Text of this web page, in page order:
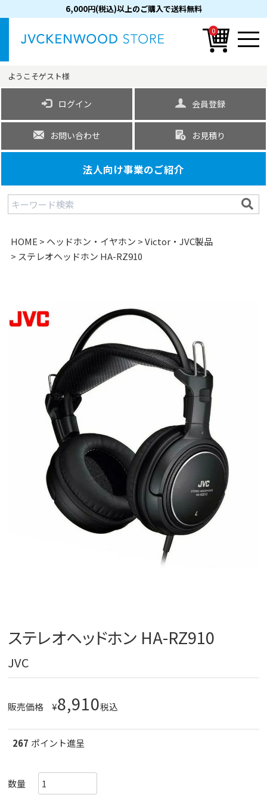
6,000円(税込)以上のご購入で送料無料
0
ようこそゲスト様
ログイン 会員登録
お問い合わせ お見積り
法人向け事業のご紹介
HOME ヘッドホン・イヤホン
Victor・JVC製品
ステレオヘッドホン HA-RZ910
ステレオヘッドホン HA-RZ910
JVC
販売価格 ¥8,910税込
267 ポイント進呈